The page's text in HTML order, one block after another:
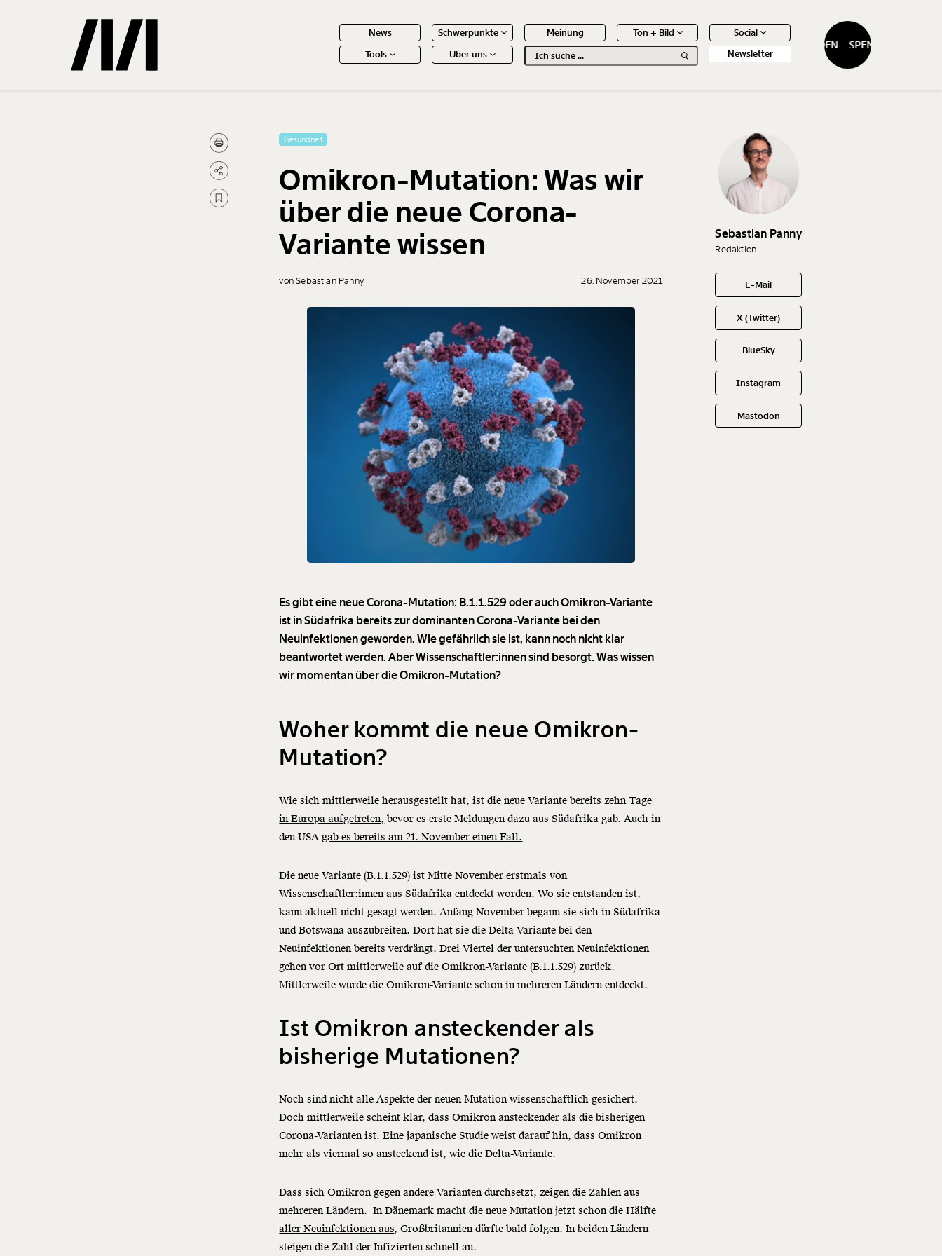
News Schwerpunkte Meinung Ton + Bild
Social
Tools
Über uns Newsletter
SPENDEN SPENDEN
Gemerkte Inhalte
Treffer Artikel
Gesundheit
Omikron-Mutation: Was wir
über die neue Corona-
Variante wissen
von Sebastian Panny 26. November 2021
Es gibt eine neue Corona-Mutation: B.1.1.529 oder auch Omikron-Variante
ist in Südafrika bereits zur dominanten Corona-Variante bei den
Neuinfektionen geworden. Wie gefährlich sie ist, kann noch nicht klar
beantwortet werden. Aber Wissenschaftler:innen sind besorgt. Was wissen
wir momentan über die Omikron-Mutation?
Woher kommt die neue Omikron-
Mutation?
Wie sich mittlerweile herausgestellt hat, ist die neue Variante bereitszehn Tage
in Europa aufgetreten, bevor es erste Meldungen dazu aus Südafrika gab. Auch in
den USAgab es bereits am 21. November einen Fall.
Die neue Variante (B.1.1.529) ist Mitte November erstmals von
Wissenschaftler:innen aus Südafrika entdeckt worden. Wo sie entstanden ist,
kann aktuell nicht gesagt werden. Anfang November begann sie sich in Südafrika
und Botswana auszubreiten. Dort hat sie die Delta-Variante bei den
Neuinfektionen bereits verdrängt. Drei Viertel der untersuchten Neuinfektionen
gehen vor Ort mittlerweile auf die Omikron-Variante (B.1.1.529) zurück.
Mittlerweile wurde die Omikron-Variante schon in mehreren Ländern entdeckt.
Ist Omikron ansteckender als
bisherige Mutationen?
Noch sind nicht alle Aspekte der neuen Mutation wissenschaftlich gesichert.
Doch mittlerweile scheint klar, dass Omikron ansteckender als die bisherigen
Corona-Varianten ist. Eine japanische Studie weist darauf hin, dass Omikron
mehr als viermal so ansteckend ist, wie die Delta-Variante.
Dass sich Omikron gegen andere Varianten durchsetzt, zeigen die Zahlen aus
mehreren Ländern. In Dänemark macht die neue Mutation jetzt schon dieHälfte
aller Neuinfektionen aus, Großbritannien dürfte bald folgen. In beiden Ländern
steigen die Zahl der Infizierten schnell an.
Sebastian Panny
Redaktion
E-Mail
X (Twitter)
BlueSky
Instagram
Mastodon